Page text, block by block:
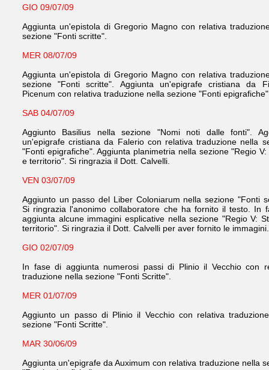
GIO 09/07/09
Aggiunta un'epistola di Gregorio Magno con relativa
sezione "Fonti scritte".
MER 08/07/09
Aggiunta un'epistola di Gregorio Magno con relativa
sezione "Fonti scritte". Aggiunta un'epigrafe cristiana da
Picenum con relativa traduzione nella sezione "Fonti
SAB 04/07/09
Aggiunto Basilius nella sezione "Nomi noti dalle fonti".
un'epigrafe cristiana da Falerio con relativa traduzione nella
"Fonti epigrafiche". Aggiunta planimetria nella sezione "Regio V:
e territorio". Si ringrazia il Dott. Calvelli.
VEN 03/07/09
Aggiunto un passo del Liber Coloniarum nella sezione "Fonti
Si ringrazia l'anonimo collaboratore che ha fornito il testo. In
aggiunta alcune immagini esplicative nella sezione "Regio V:
territorio". Si ringrazia il Dott. Calvelli per aver fornito le immagini.
GIO 02/07/09
In fase di aggiunta numerosi passi di Plinio il Vecchio con
traduzione nella sezione "Fonti Scritte".
MER 01/07/09
Aggiunto un passo di Plinio il Vecchio con relativa
sezione "Fonti Scritte".
MAR 30/06/09
Aggiunta un'epigrafe da Auximum con relativa traduzione nella